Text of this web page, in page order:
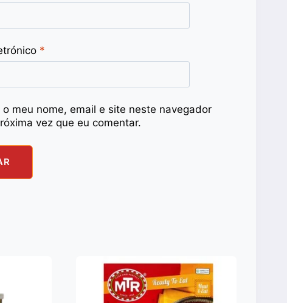
*
o meu nome, email e site neste navegador
vez que eu comentar.